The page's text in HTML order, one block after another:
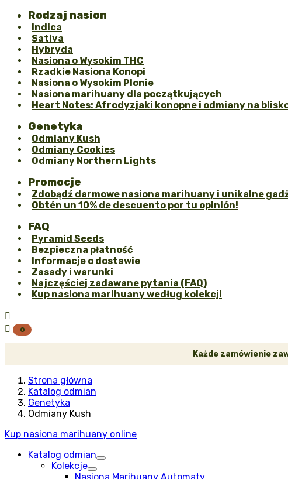
Rodzaj nasion
Indica
Sativa
Hybryda
Nasiona o Wysokim THC
Rzadkie Nasiona Konopi
Nasiona o Wysokim Plonie
Nasiona marihuany dla początkujących
Heart Notes: Afrodyzjaki konopne i odmiany na
Genetyka
Odmiany Kush
Odmiany Cookies
Odmiany Northern Lights
Promocje
Zdobądź darmowe nasiona marihuany i unikalne
Obtén un 10% de descuento por tu opinión!
FAQ
Pyramid Seeds
Bezpieczna płatność
Informacje o dostawie
Zasady i warunki
Najczęściej zadawane pytania (FAQ)
Kup nasiona marihuany według kolekcji


0
Każde zamówienie
Strona główna
Katalog odmian
Genetyka
Odmiany Kush
Kup nasiona marihuany online
Katalog odmian
Kolekcje